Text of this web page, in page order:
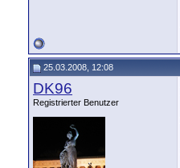
25.03.2008, 12:08
DK96
Registrierter Benutzer